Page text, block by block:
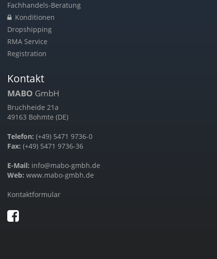
Fachhandels-Beratung
Konditionen
Dropshipping
RMA Service
Registration
Kontakt
MABO GmbH
Bruchheide 21a
49163 Bohmte (DE)
Telefon: (+49) 5471 9736-0
Fax: (+49) 5471 9736-36
E-Mail: info@mabo-gmbh.de
Web: www.mabo-gmbh.de
Kontaktformular